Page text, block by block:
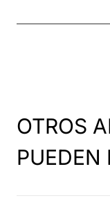
OTROS
PUEDEN